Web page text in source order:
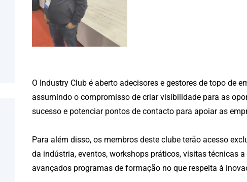
O Industry Club é aberto adecisores e gestores de topo de
assumindo o compromisso de criar visibilidade para as
sucesso e potenciar pontos de contacto para apoiar as
Para além disso, os membros deste clube terão acesso
da indústria, eventos, workshops práticos, visitas técnicas
avançados programas de formação no que respeita à